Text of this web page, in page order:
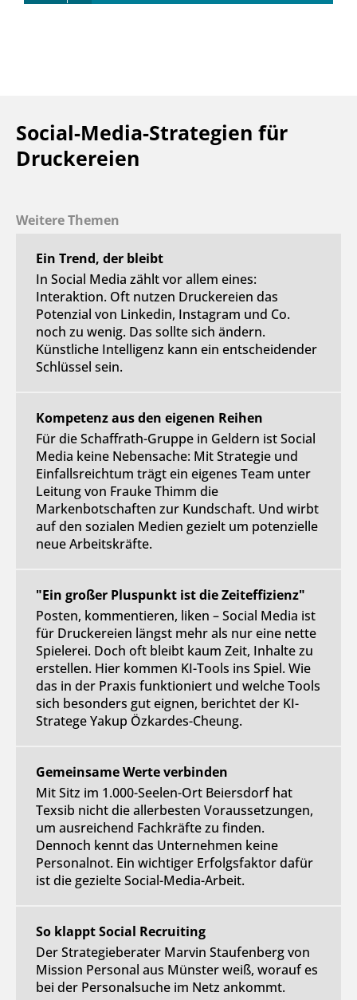
Social-Media-Strategien für
Druckereien
Weitere Themen
Ein Trend, der bleibt
In Social Media zählt vor allem eines:
Interaktion. Oft nutzen Druckereien das
Potenzial von Linkedin, Instagram und Co.
noch zu wenig. Das sollte sich ändern.
Künstliche Intelligenz kann ein entscheidender
Schlüssel sein.
Kompetenz aus den eigenen Reihen
Für die Schaffrath-Gruppe in Geldern ist Social
Media keine Nebensache: Mit Strategie und
Einfallsreichtum trägt ein eigenes Team unter
Leitung von Frauke Thimm die
Markenbotschaften zur Kundschaft. Und wirbt
auf den sozialen Medien gezielt um potenzielle
neue Arbeitskräfte.
"Ein großer Pluspunkt ist die Zeiteffizienz"
Posten, kommentieren, liken – Social Media ist
für Druckereien längst mehr als nur eine nette
Spielerei. Doch oft bleibt kaum Zeit, Inhalte zu
erstellen. Hier kommen KI-Tools ins Spiel. Wie
das in der Praxis funktioniert und welche Tools
sich besonders gut eignen, berichtet der KI-
Stratege Yakup Özkardes-Cheung.
Gemeinsame Werte verbinden
Mit Sitz im 1.000-Seelen-Ort Beiersdorf hat
Texsib nicht die allerbesten Voraussetzungen,
um ausreichend Fachkräfte zu finden.
Dennoch kennt das Unternehmen keine
Personalnot. Ein wichtiger Erfolgsfaktor dafür
ist die gezielte Social-Media-Arbeit.
So klappt Social Recruiting
Der Strategieberater Marvin Staufenberg von
Mission Personal aus Münster weiß, worauf es
bei der Personalsuche im Netz ankommt.